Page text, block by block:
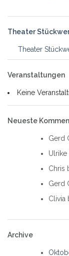
Theater
Theater
Veranstaltungen
Keine
Neueste
Gerd
Ulrike
Chris
Gerd
Clivia
Archive